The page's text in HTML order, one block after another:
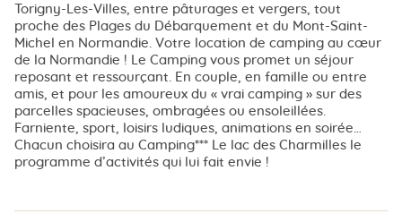
Torigny-Les-Villes, entre pâturages et vergers, tout
proche des Plages du Débarquement et du Mont-Saint-
Michel en Normandie. Votre location de camping au cœur
de la Normandie ! Le Camping vous promet un séjour
reposant et ressourçant. En couple, en famille ou entre
amis, et pour les amoureux du « vrai camping » sur des
parcelles spacieuses, ombragées ou ensoleillées.
Farniente, sport, loisirs ludiques, animations en soirée…
Chacun choisira au Camping*** Le lac des Charmilles le
programme d’activités qui lui fait envie !